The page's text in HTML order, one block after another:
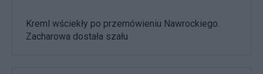
Kreml wściekły po przemówieniu Nawrockiego.
Zacharowa dostała szału